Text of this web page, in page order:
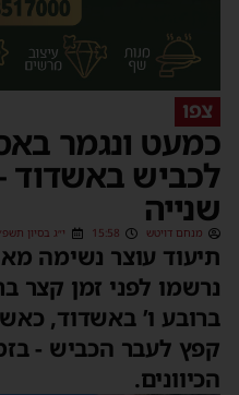
צפו
כמעט ונגמר
לכביש באשדוד
שנייה
מנחם דויטש 15:58 י״ג בסיון תשפ״ו (29/05/
תיעוד עוצר נשימה
נרשמו לפני זמן קצר
ברובע ו’ באשדוד,
קפץ לעבר הכביש -
הכיוונים.